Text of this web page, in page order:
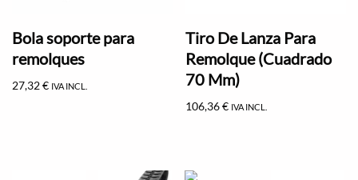
Bola soporte para
remolques
27,32€ IVA INCL.
Tiro De Lanza Para
Remolque (Cuadrado
70 Mm)
106,36€ IVA INCL.